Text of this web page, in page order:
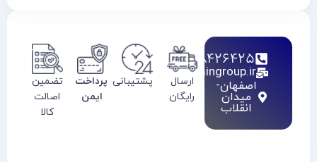
02128426425
info@haamingroup.ir
اصفهان-
میدان
انقلاب
ارسال
رایگان
پشتیبانی پرداخت
ایمن
تضمین
اصالت
کالا